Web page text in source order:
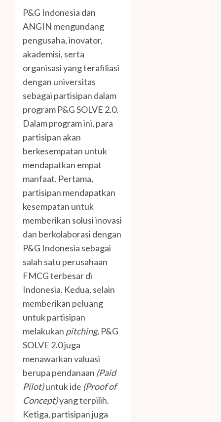
P&G Indonesia dan
ANGIN mengundang
pengusaha, inovator,
akademisi, serta
organisasi yang terafiliasi
dengan universitas
sebagai partisipan dalam
program P&G SOLVE 2.0.
Dalam program ini, para
partisipan akan
berkesempatan untuk
mendapatkan empat
manfaat. Pertama,
partisipan mendapatkan
kesempatan untuk
memberikan solusi inovasi
dan berkolaborasi dengan
P&G Indonesia sebagai
salah satu perusahaan
FMCG terbesar di
Indonesia. Kedua, selain
memberikan peluang
untuk partisipan
melakukan pitching, P&G
SOLVE 2.0 juga
menawarkan valuasi
berupa pendanaan (Paid
Pilot)untuk ide (Proof of
Concept)yang terpilih.
Ketiga, partisipan juga